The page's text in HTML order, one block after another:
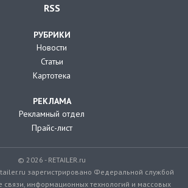
RSS
РУБРИКИ
Новости
Статьи
Картотека
РЕКЛАМА
Рекламный отдел
Прайс-лист
© 2026 - RETAILER.ru
зарегистрировано Федеральной службой
связи, информационных технологий и массовых